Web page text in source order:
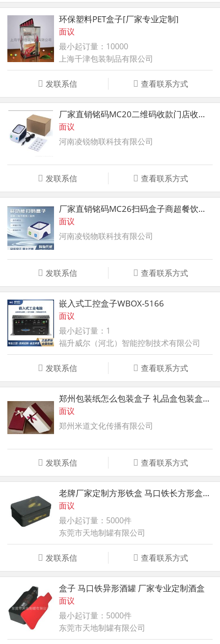
环保塑料PET盒子[厂家专业定制]
面议
最小起订量：10000
上海千津包装制品有限公司
发联系信 查看联系方式
厂家直销铭码MC20二维码收款门店收银扫码盒子
面议
河南凌锐物联科技有限公司
发联系信 查看联系方式
厂家直销铭码MC26扫码盒子商超餐饮酒店支付收银
面议
河南凌锐物联科技有限公司
发联系信 查看联系方式
嵌入式工控盒子WBOX-5166
面议
最小起订量：1
福升威尔（河北）智能控制技术有限公司
发联系信 查看联系方式
郑州包装纸怎么包装盒子 礼品盒包装盒印刷
面议
郑州米道文化传播有限公司
发联系信 查看联系方式
老牌厂家定制方形铁盒 马口铁长方形盒子 质优价廉
面议
最小起订量：5000件
东莞市天地制罐有限公司
发联系信 查看联系方式
盒子 马口铁异形酒罐 厂家专业定制酒盒
面议
最小起订量：5000件
东莞市天地制罐有限公司